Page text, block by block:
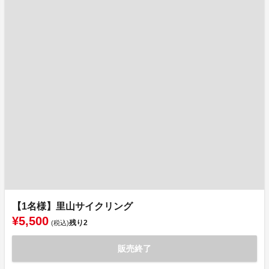
【1名様】里山サイクリング
¥5,500 (税込)残り2
販売終了